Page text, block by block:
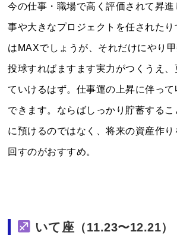
今の仕事・職場で高く評価されて昇
事や大きなプロジェクトを任された
はMAXでしょうが、それだけにやり
投球すればますます実力がつくうえ、
ていけるはず。仕事運の上昇に伴っ
できます。ならばしっかり貯蓄するこ
に預けるのではなく、将来の資産作り
回すのがおすすめ。
いて座 （11.23〜12.21）